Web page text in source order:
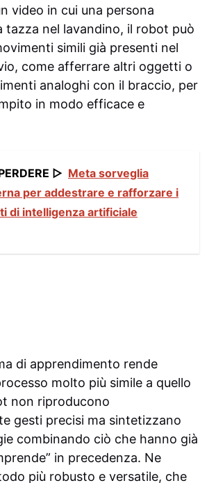
video in cui una persona
tazza nel lavandino, il robot può
simili già presenti nel
come afferrare altri oggetti o
analoghi con il braccio, per
in modo efficace e
▷ Meta sorveglia
per addestrare e rafforzare i
di intelligenza artificiale
di apprendimento rende
molto più simile a quello
non riproducono
gesti precisi ma sintetizzano
combinando ciò che hanno già
in precedenza. Ne
più robusto e versatile, che